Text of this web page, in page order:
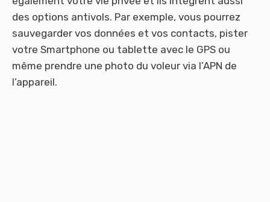
des options antivols. Par exemple, vous pourrez
sauvegarder vos données et vos contacts, pister
votre Smartphone ou tablette avec le GPS ou
même prendre une photo du voleur via l’APN de
l’appareil.